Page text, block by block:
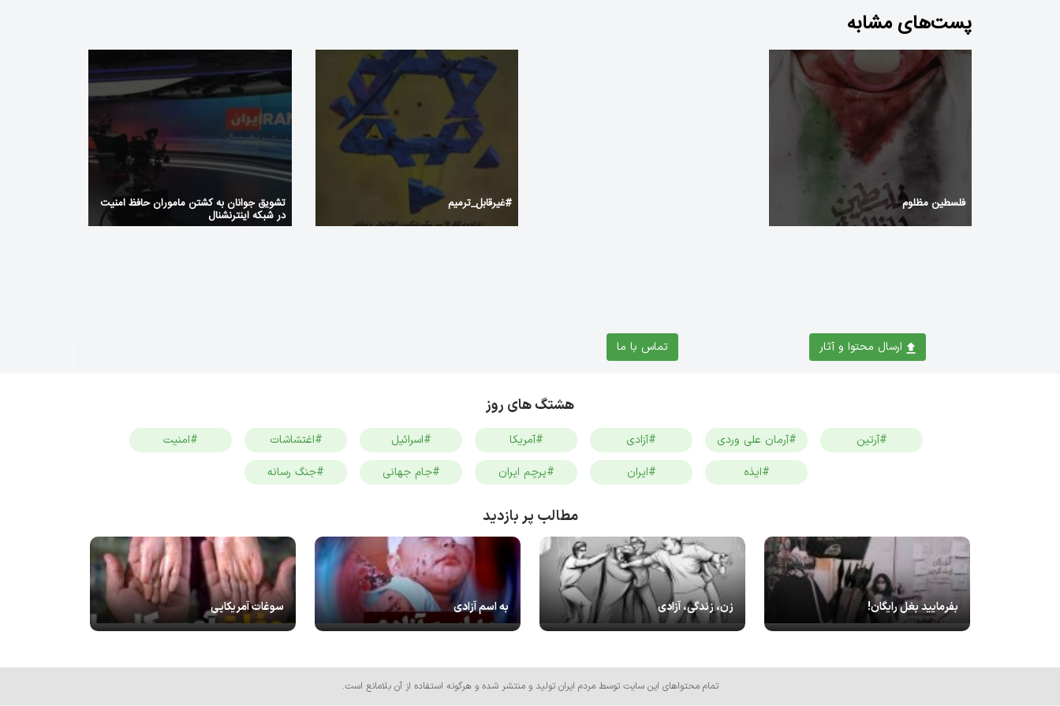
پست‌های مشابه
فلسطین مظلوم‌ #غیرقابل_ترمیم‌ تشویق جوانان به کشتن ماموران حافظ امنیت
در شبکه اینترنشنال
ارسال محتوا و آثار تماس با ما
هشتگ های روز
#آرتین #آرمان علی وردی #آزادی #آمریکا #اسرائیل #اغتشاشات
#امنیت
#ایذه
#ایران #پرچم ایران #جام جهانی #جنگ رسانه
مطالب پر بازدید
بفرمایید بغل رایگان! زن، زندگی، آزادی به اسم آزادی سوغات آمریکایی
تمام محتواهای این سایت توسط مردم ایران تولید و منتشر شده و هرگونه استفاده از آن بلامانع است.